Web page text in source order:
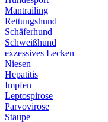
Mantrailing
Rettungshund
Schäferhund
Schweißhund
exzessives Lecken
Niesen
Hepatitis
Impfen
Leptospirose
Parvovirose
Staupe